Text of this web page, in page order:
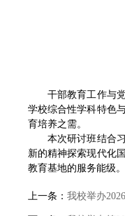
干部教育工作与
学校综合性学科特色
育培养之需。
本次研讨班结合
新的精神探索现代化
教育基地的服务能级。
上一条： 我校举办